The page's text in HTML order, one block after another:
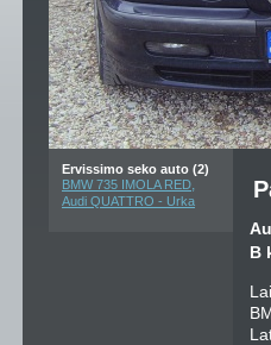
Ervissimo seko auto (2)
BMW 735 IMOLA RED,
Audi QUATTRO - Urka
B